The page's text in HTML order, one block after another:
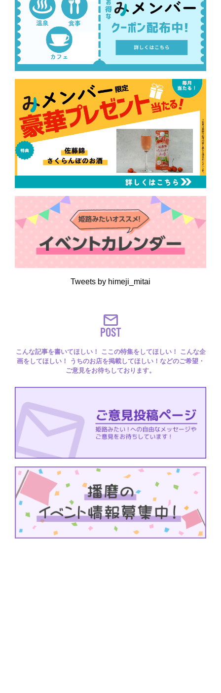
Tweets by himeji_mitai
POST
こんな記事を書いてほしい！ ここの特集をしてほしい！ こんな企
画をしてほしい！ うちのお店を掲載してほしい！などのご希望・
ご意見をお待ちしております。